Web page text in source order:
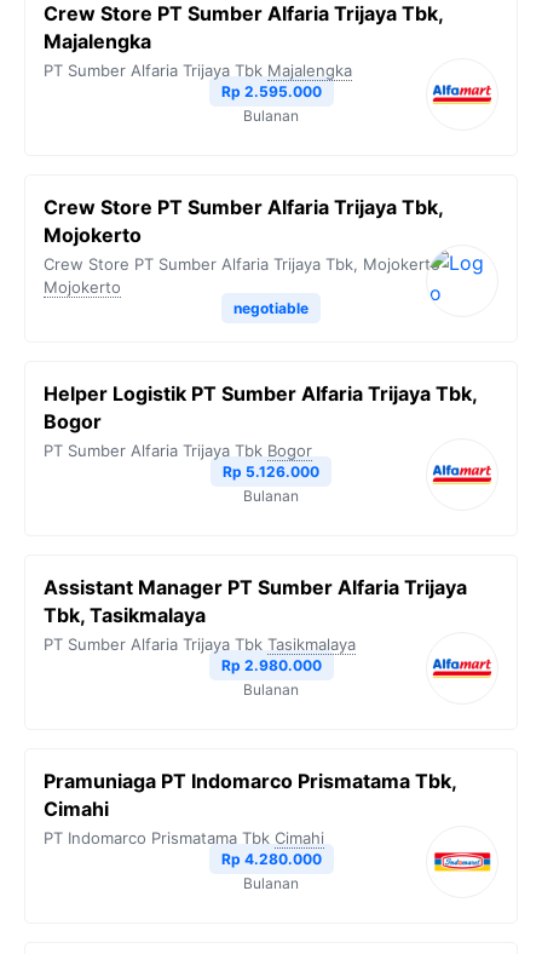
Crew Store PT Sumber Alfaria Trijaya Tbk,
Majalengka
PT Sumber Alfaria Trijaya Tbk Majalengka
Rp 2.595.000
Bulanan
Crew Store PT Sumber Alfaria Trijaya Tbk,
Mojokerto
Crew Store PT Sumber Alfaria Trijaya Tbk, Mojokerto
Mojokerto
negotiable
Helper Logistik PT Sumber Alfaria Trijaya Tbk,
Bogor
PT Sumber Alfaria Trijaya Tbk Bogor
Rp 5.126.000
Bulanan
Assistant Manager PT Sumber Alfaria Trijaya
Tbk, Tasikmalaya
PT Sumber Alfaria Trijaya Tbk Tasikmalaya
Rp 2.980.000
Bulanan
Pramuniaga PT Indomarco Prismatama Tbk,
Cimahi
PT Indomarco Prismatama Tbk Cimahi
Rp 4.280.000
Bulanan